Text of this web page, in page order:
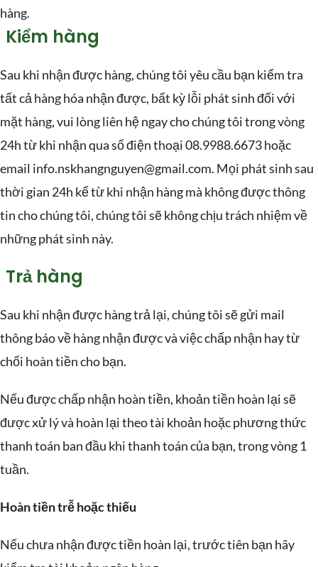
hàng.
Kiểm hàng
Sau khi nhận được hàng, chúng tôi yêu cầu bạn kiểm tra
tất cả hàng hóa nhận được, bất kỳ lỗi phát sinh đối với
mặt hàng, vui lòng liên hệ ngay cho chúng tôi trong vòng
24h từ khi nhận qua số điện thoại 08.9988.6673 hoặc
email info.nskhangnguyen@gmail.com. Mọi phát sinh sau
thời gian 24h kể từ khi nhận hàng mà không được thông
tin cho chúng tôi, chúng tôi sẽ không chịu trách nhiệm về
những phát sinh này.
Trả hàng
Sau khi nhận được hàng trả lại, chúng tôi sẽ gửi mail
thông báo về hàng nhận được và việc chấp nhận hay từ
chối hoàn tiền cho bạn.
Nếu được chấp nhận hoàn tiền, khoản tiền hoàn lại sẽ
được xử lý và hoàn lại theo tài khoản hoặc phương thức
thanh toán ban đầu khi thanh toán của bạn, trong vòng 1
tuần.
Hoàn tiền trễ hoặc thiếu
Nếu chưa nhận được tiền hoàn lại, trước tiên bạn hãy